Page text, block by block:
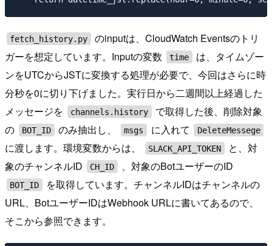
fetch_history.py
のinputは、CloudWatch Eventsのトリ
ガーを想定しています。Inputの変数
time
は、タイムゾー
ンをUTCからJSTに変換する処理が必要で、今回はさらに時
分秒を0に切り下げました。実行日から二週間以上経過した
メッセージを
channels.history
で取得した後、削除対象
の
BOT_ID のみ抽出し、 msgs に入れて DeleteMessege
に渡します。環境変数からは、 SLACK_API_TOKEN
と、対
象のチャンネルID
CH_ID 、対象のBotユーザーのID
BOT_ID
を取得しています。チャンネルIDはチャンネルの
URL、BotユーザーIDはWebhook URLに書いてあるので、
そこから参照できます。